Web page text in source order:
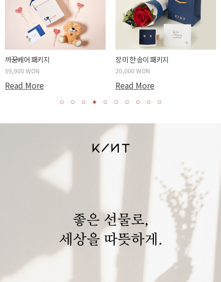
두근두근 박스 패키지
59,900 WON
Read More
사랑하는 당신에게 패키지
20,000 WON
Read More